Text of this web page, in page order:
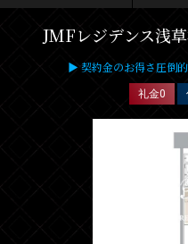
JMFレジデンス浅
▶ 契約金のお得さ圧倒
礼金0